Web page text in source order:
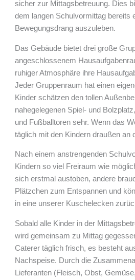
sicher zur Mittagsbetreuung. Dies
dem langen Schulvormittag bereits
Bewegungsdrang auszuleben.
Das Gebäude bietet drei große
angeschlossenem
ruhiger Atmosphäre ihre
Jeder Gruppenraum hat einen
Kinder schätzen den tollen
nahegelegenen Spiel- und
und Fußballtoren sehr. Wenn das
täglich mit den Kindern draußen an
Nach einem anstrengenden
Kindern so viel Freiraum wie
sich erstmal austoben, andere
Plätzchen zum Entspannen und
in eine unserer Kuschelecken
Sobald alle Kinder in der
wird gemeinsam zu Mittag
Caterer täglich frisch, es besteht
Nachspeise. Durch die
Lieferanten (Fleisch, Obst,